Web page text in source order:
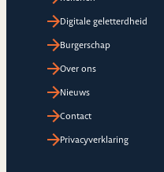
Digitale geletterdheid
Burgerschap
Over ons
Nieuws
Contact
Privacyverklaring